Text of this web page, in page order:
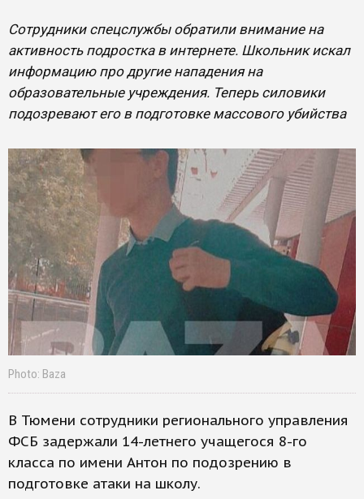
Сотрудники спецслужбы обратили внимание на
активность подростка в интернете. Школьник искал
информацию про другие нападения на
образовательные учреждения. Теперь силовики
подозревают его в подготовке массового убийства
Photo: Baza
В Тюмени сотрудники регионального управления
ФСБ задержали 14-летнего учащегося 8-го
класса по имени Антон по подозрению в
подготовке атаки на школу.